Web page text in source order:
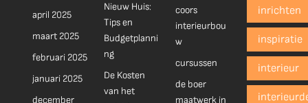
april 2025
maart 2025
februari 2025
januari 2025
december
Nieuw Huis:
Tips en
Budgetplanni
ng
De Kosten
van het
coors
interieurbou
w
cursussen
de boer
maatwerk in
inrichten
inspiratie
interieur